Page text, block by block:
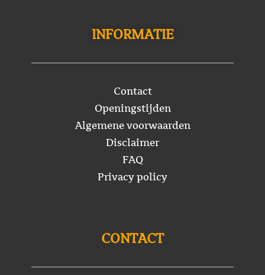
INFORMATIE
Contact
Openingstijden
Algemene voorwaarden
Disclaimer
FAQ
Privacy policy
CONTACT